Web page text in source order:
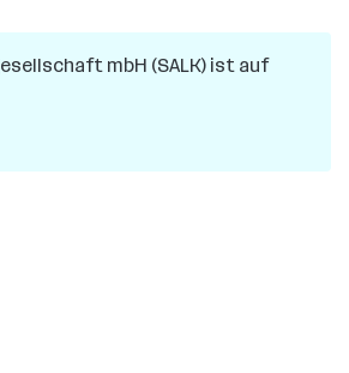
mbH (SALK) ist auf